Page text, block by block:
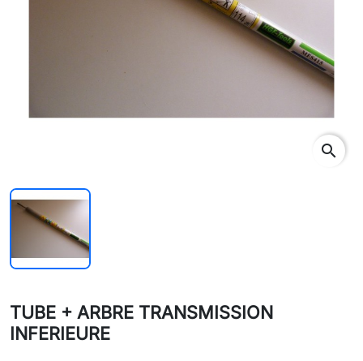
search
TUBE + ARBRE TRANSMISSION
INFERIEURE